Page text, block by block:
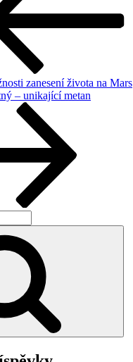
zanesení života na Mars
– unikající metan